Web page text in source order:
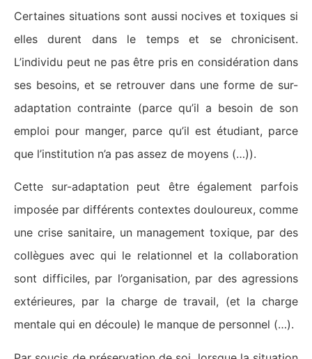
Certaines situations sont aussi nocives et toxiques si
elles durent dans le temps et se chronicisent.
L’individu peut ne pas être pris en considération dans
ses besoins, et se retrouver dans une forme de sur-
adaptation contrainte (parce qu’il a besoin de son
emploi pour manger, parce qu’il est étudiant, parce
que l’institution n’a pas assez de moyens (…)).
Cette sur-adaptation peut être également parfois
imposée par différents contextes douloureux, comme
une crise sanitaire, un management toxique, par des
collègues avec qui le relationnel et la collaboration
sont difficiles, par l’organisation, par des agressions
extérieures, par la charge de travail, (et la charge
mentale qui en découle) le manque de personnel (…).